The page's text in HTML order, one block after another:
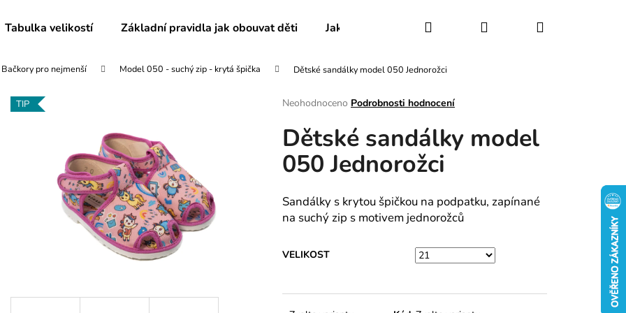
Tabulka velikostí Základní pravidla jak obouvat děti Jak udržovat obuv Certifikáty Kontakty
Hledat PřihlášeníNákupní
Bačkory pro nejmenší Model 050 - suchý zip - krytá špička Dětské sandálky model 050 Jednorožci
Průměrné
produktu
je
0,0
z
hvězdiček.
Neohodnoceno Podrobnosti hodnocení
Dětské sandálky model
050 Jednorožci
Sandálky s krytou špičkou na podpatku, zapínané
na suchý zip s motivem jednorožců
VELIKOST
TIP
Co potřebujete najít?
Doporučujeme
DĚTSKÉ BAČKORY MODEL 025